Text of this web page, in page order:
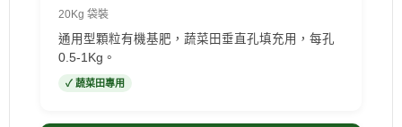
20Kg 袋裝
通用型顆粒有機基肥，蔬菜田垂直孔填充用，每孔
0.5-1Kg。
✓ 蔬菜田專用